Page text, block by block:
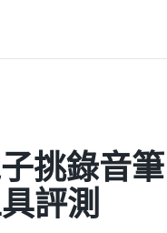
挑錄音筆
評測